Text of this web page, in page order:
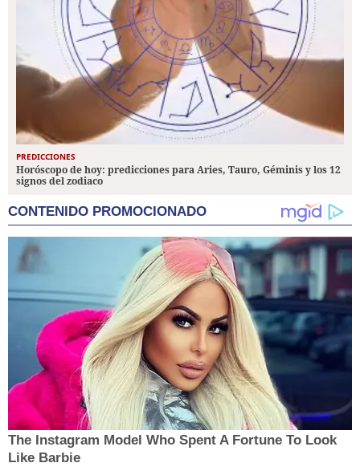
PREDICCIONES
Horóscopo de hoy: predicciones para Aries, Tauro, Géminis y los 12
signos del zodiaco
CONTENIDO PROMOCIONADO
The Instagram Model Who Spent A Fortune To Look
Like Barbie